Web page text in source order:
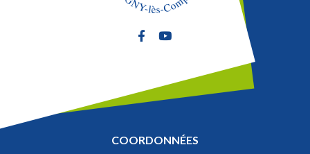
Lien vers le compte Facebook
Lien vers la chaîne Youtube
COORDONNÉES